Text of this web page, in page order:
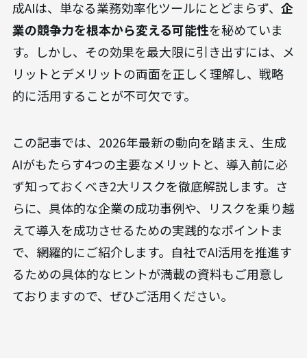
成AIは、単なる業務効率化ツールにとどまらず、 企
業の競争力を根本から変える可能性を秘めていま
す。しかし、その効果を最大限に引き出すには、メ
リットとデメリットの両面を正しく理解し、戦略
的に活用することが不可欠です。
この記事では、2026年最新の動向を踏まえ、生成
AIがもたらす4つの主要なメリットと、導入前に必
ず知っておくべき2大リスクを徹底解説します。さ
らに、具体的な企業の成功事例や、リスクを乗り越
えて導入を成功させるための実践的なポイントま
で、網羅的にご紹介します。自社でAI活用を推進す
るための具体的なヒントが満載の資料もご用意し
ておりますので、ぜひご活用ください。